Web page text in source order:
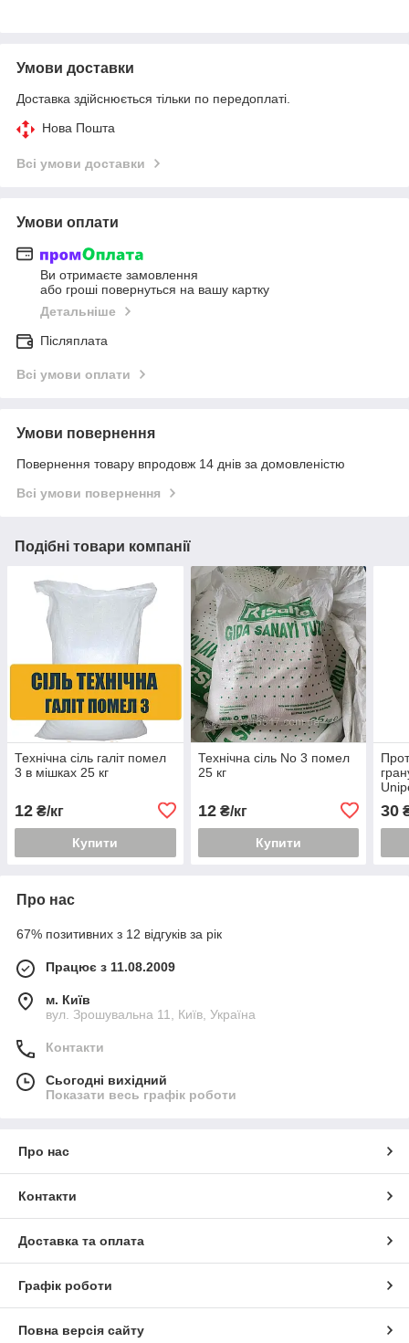
Умови доставки
Доставка здійснюється тільки по передоплаті.
Нова Пошта
Всі умови доставки
Умови оплати
Ви отримаєте замовлення
або гроші повернуться на вашу картку
Детальніше
Післяплата
Всі умови оплати
Умови повернення
Повернення товару впродовж 14 днів за домовленістю
Всі умови повернення
Подібні товари компанії
Технічна сіль галіт помел
3 в мішках 25 кг
12 ₴/кг
Купити
Технічна сіль No 3 помел
25 кг
12₴/кг
Купити
30
Про нас
67% позитивних з 12 відгуків за рік
Працює з 11.08.2009
м. Київ
вул. Зрошувальна 11, Київ, Україна
Контакти
Сьогодні вихідний
Показати весь графік роботи
Про нас
Контакти
Доставка та оплата
Графік роботи
Повна версія сайту